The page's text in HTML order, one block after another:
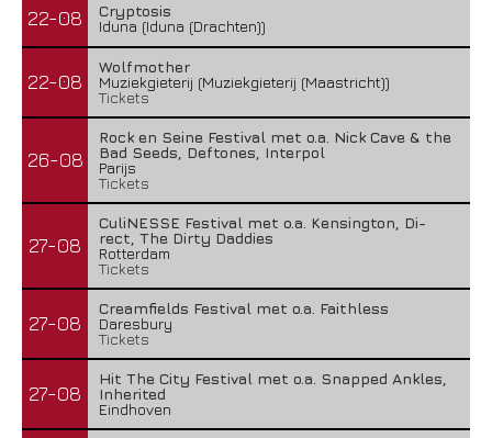
22-08
Cryptosis
Iduna (Iduna (Drachten))
22-08
Wolfmother
Muziekgieterij (Muziekgieterij (Maastricht))
Tickets
26-08
Rock en Seine Festival met o.a. Nick Cave & the
Bad Seeds, Deftones, Interpol
Parijs
Tickets
27-08
CuliNESSE Festival met o.a. Kensington, Di-
rect, The Dirty Daddies
Rotterdam
Tickets
27-08
Creamfields Festival met o.a. Faithless
Daresbury
Tickets
27-08
Hit The City Festival met o.a. Snapped Ankles,
Inherited
Eindhoven